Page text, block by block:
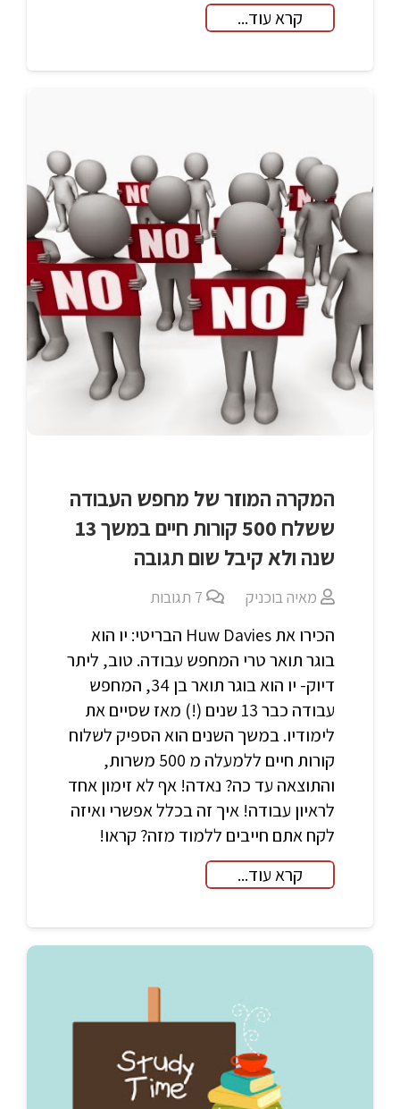
קרא עוד...
המקרה המוזר של מחפש העבודה
ששלח 500 קורות חיים במשך 13
שנה ולא קיבל שום תגובה
מאיה בוכניק 7 תגובות
הכירו את Huw Davies הבריטי: יו הוא
בוגר תואר טרי המחפש עבודה. טוב, ליתר
דיוק- יו הוא בוגר תואר בן 34, המחפש
עבודה כבר 13 שנים (!) מאז שסיים את
לימודיו. במשך השנים הוא הספיק לשלוח
קורות חיים ללמעלה מ 500 משרות,
והתוצאה עד כה? נאדה! אף לא זימון אחד
לראיון עבודה! איך זה בכלל אפשרי ואיזה
לקח אתם חייבים ללמוד מזה? קראו!
קרא עוד...